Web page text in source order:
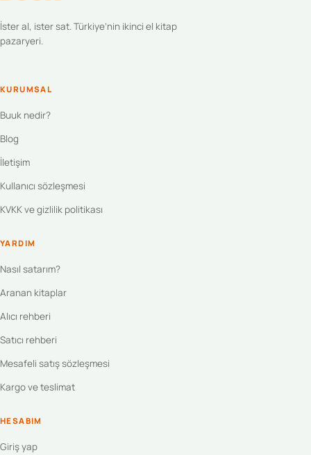
İster al, ister sat. Türkiye’nin ikinci el kitap
pazaryeri.
KURUMSAL
Buuk nedir?
Blog
İletişim
Kullanıcı sözleşmesi
KVKK ve gizlilik politikası
YARDIM
Nasıl satarım?
Aranan kitaplar
Alıcı rehberi
Satıcı rehberi
Mesafeli satış sözleşmesi
Kargo ve teslimat
HESABIM
Giriş yap